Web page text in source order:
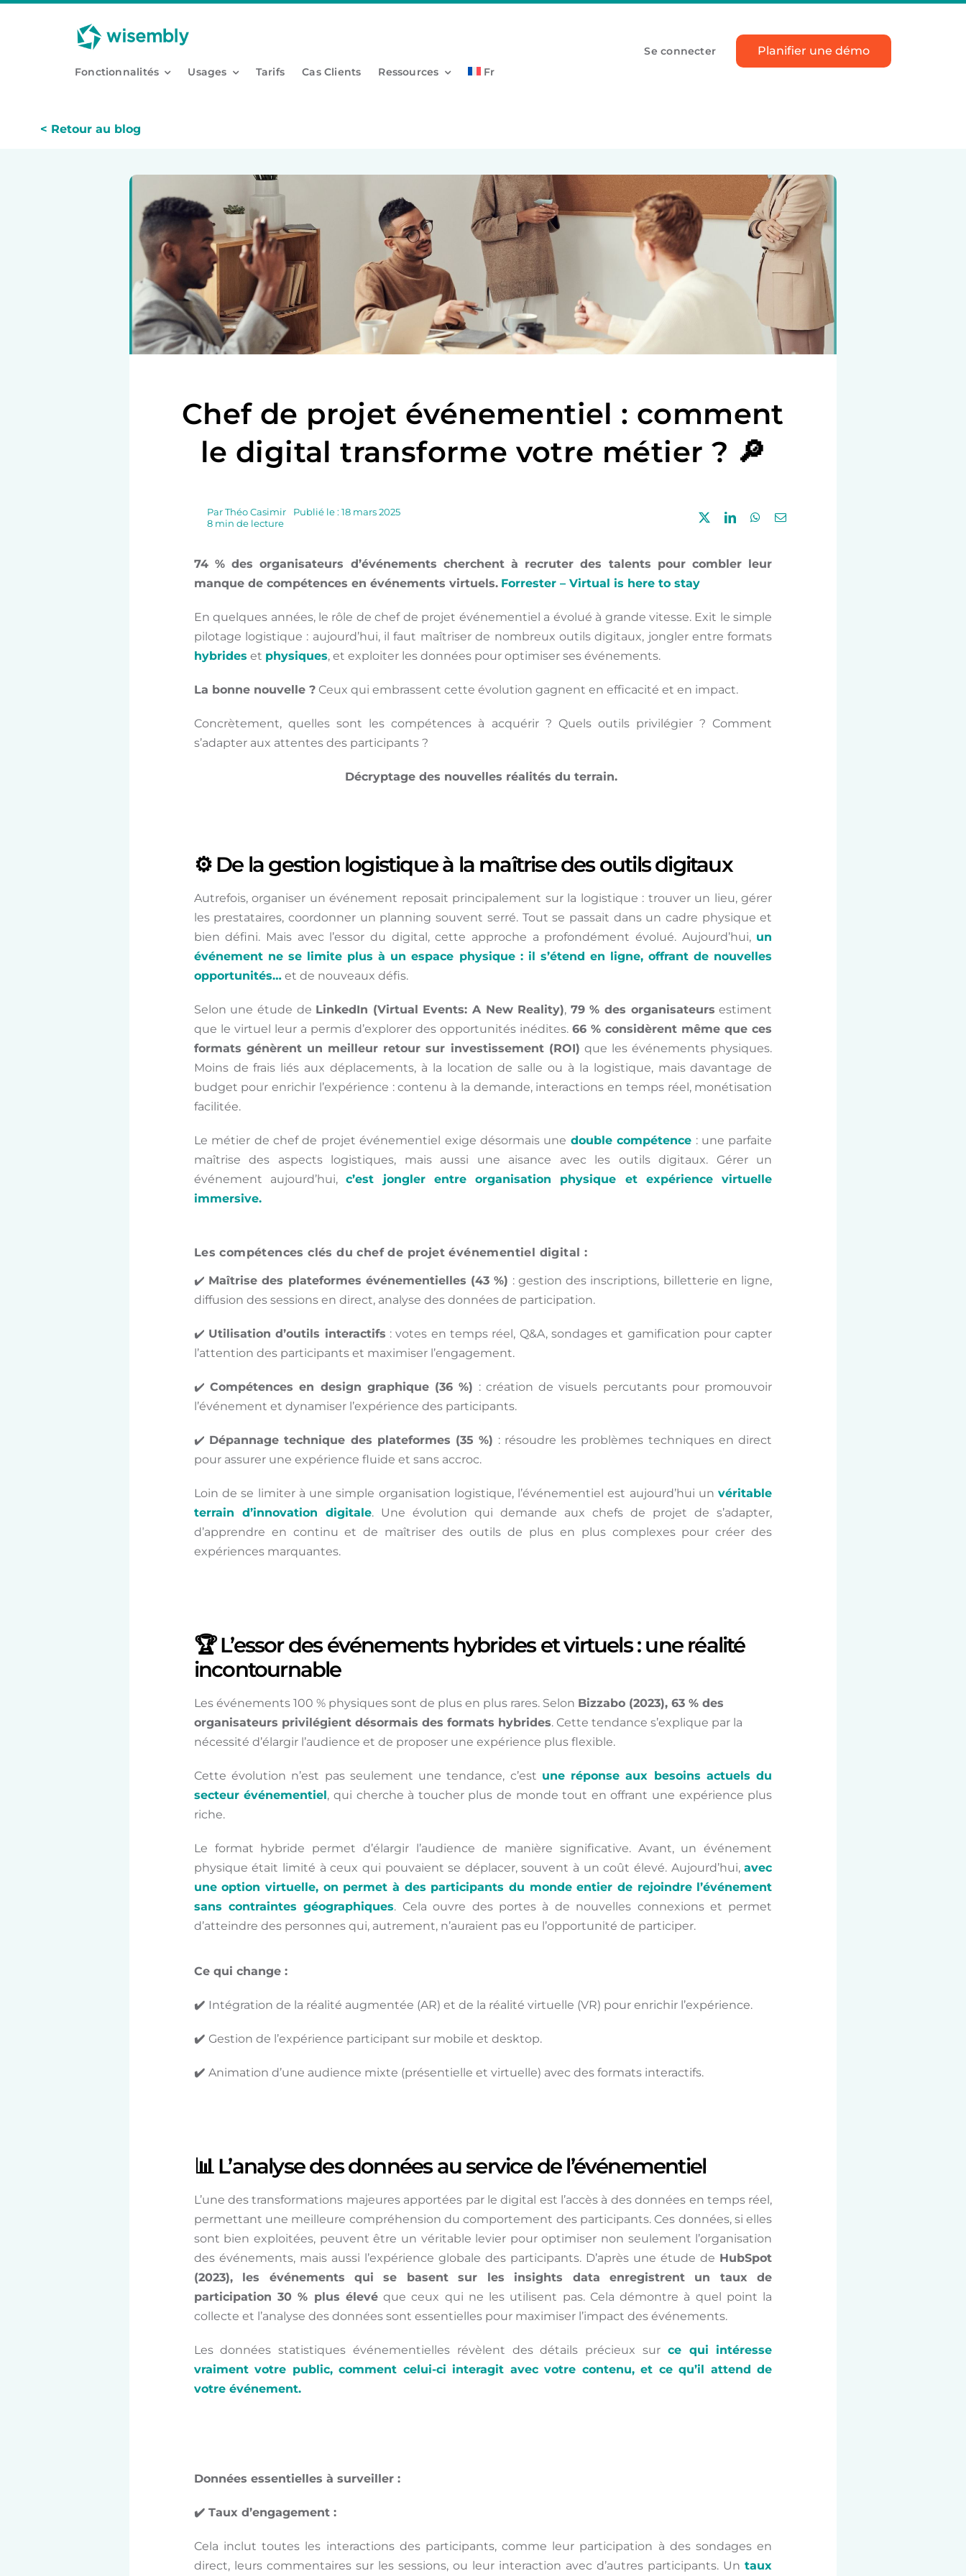
Passer
Fonctionnalités Usages Tarifs Cas Clients Ressources Fr
Se connecter Planifier une démo
< Retour au blog
Chef de projet événementiel : comment
le digital transforme votre métier ? 🔎
ParThéo Casimir
Publié le : 18 mars 2025
8 min de lecture
74 % des organisateurs d’événements cherchent à recruter des talents pour combler leur
manque de compétences en événements virtuels. Forrester – Virtual is here to stay
En quelques années, le rôle de chef de projet événementiel a évolué à grande vitesse. Exit le simple
pilotage logistique : aujourd’hui, il faut maîtriser de nombreux outils digitaux, jongler entre formats
hybrides et physiques, et exploiter les données pour optimiser ses événements.
La bonne nouvelle ?Ceux qui embrassent cette évolution gagnent en efficacité et en impact.
Concrètement, quelles sont les compétences à acquérir ? Quels outils privilégier ? Comment
s’adapter aux attentes des participants ?
Décryptage des nouvelles réalités du terrain.
⚙️ De la gestion logistique à la maîtrise des outils digitaux
Autrefois, organiser un événement reposait principalement sur la logistique : trouver un lieu, gérer
les prestataires, coordonner un planning souvent serré. Tout se passait dans un cadre physique et
bien défini. Mais avec l’essor du digital, cette approche a profondément évolué. Aujourd’hui, un
événement ne se limite plus à un espace physique : il s’étend en ligne, offrant de nouvelles
opportunités…et de nouveaux défis.
Selon une étude de LinkedIn (Virtual Events: A New Reality), 79 % des organisateurs estiment
que le virtuel leur a permis d’explorer des opportunités inédites.66 % considèrent même que ces
formats génèrent un meilleur retour sur investissement (ROI) que les événements physiques.
Moins de frais liés aux déplacements, à la location de salle ou à la logistique, mais davantage de
budget pour enrichir l’expérience : contenu à la demande, interactions en temps réel, monétisation
facilitée.
Le métier de chef de projet événementiel exige désormais une double compétence : une parfaite
maîtrise des aspects logistiques, mais aussi une aisance avec les outils digitaux. Gérer un
événement aujourd’hui,c’est jongler entre organisation physique et expérience virtuelle
immersive.
Les compétences clés du chef de projet événementiel digital :
✔️ Maîtrise des plateformes événementielles (43 %) : gestion des inscriptions, billetterie en ligne,
diffusion des sessions en direct, analyse des données de participation.
✔️ Utilisation d’outils interactifs : votes en temps réel, Q&A, sondages et gamification pour capter
l’attention des participants et maximiser l’engagement.
✔️ Compétences en design graphique (36 %) : création de visuels percutants pour promouvoir
l’événement et dynamiser l’expérience des participants.
✔️ Dépannage technique des plateformes (35 %) : résoudre les problèmes techniques en direct
pour assurer une expérience fluide et sans accroc.
Loin de se limiter à une simple organisation logistique, l’événementiel est aujourd’hui unvéritable
terrain d’innovation digitale. Une évolution qui demande aux chefs de projet de s’adapter,
d’apprendre en continu et de maîtriser des outils de plus en plus complexes pour créer des
expériences marquantes.
🏆 L’essor des événements hybrides et virtuels : une réalité
incontournable
Les événements 100 % physiques sont de plus en plus rares. Selon Bizzabo(2023), 63 % des
organisateurs privilégient désormais des formats hybrides. Cette tendance s’explique par la
nécessité d’élargir l’audience et de proposer une expérience plus flexible.
Cette évolution n’est pas seulement une tendance, c’est une réponse aux besoins actuels du
secteur événementiel, qui cherche à toucher plus de monde tout en offrant une expérience plus
riche.
Le format hybride permet d’élargir l’audience de manière significative. Avant, un événement
physique était limité à ceux qui pouvaient se déplacer, souvent à un coût élevé. Aujourd’hui,avec
une option virtuelle, on permet à des participants du monde entier de rejoindre l’événement
sans contraintes géographiques. Cela ouvre des portes à de nouvelles connexions et permet
d’atteindre des personnes qui, autrement, n’auraient pas eu l’opportunité de participer.
Ce qui change :
✔️ Intégration de la réalité augmentée (AR) et de la réalité virtuelle (VR) pour enrichir l’expérience.
✔️ Gestion de l’expérience participant sur mobile et desktop.
✔️ Animation d’une audience mixte (présentielle et virtuelle) avec des formats interactifs.
📊 L’analyse des données au service de l’événementiel
L’une des transformations majeures apportées par le digital est l’accès à des données en temps réel,
permettant une meilleure compréhension du comportement des participants. Ces données, si elles
sont bien exploitées, peuvent être un véritable levier pour optimiser non seulement l’organisation
des événements, mais aussi l’expérience globale des participants. D’après une étude de HubSpot
(2023), les événements qui se basent sur les insights data enregistrent un taux de
participation 30 % plus élevéque ceux qui ne les utilisent pas. Cela démontre à quel point la
collecte et l’analyse des données sont essentielles pour maximiser l’impact des événements.
Les données statistiques événementielles révèlent des détails précieux sur ce qui intéresse
vraiment votre public, comment celui-ci interagit avec votre contenu, et ce qu’il attend de
votre événement.
Données essentielles à surveiller :
✔️ Taux d’engagement :
Cela inclut toutes les interactions des participants, comme leur participation à des sondages en
direct, leurs commentaires sur les sessions, ou leur interaction avec d’autres participants. Untaux
Panneau de gestion des cookies